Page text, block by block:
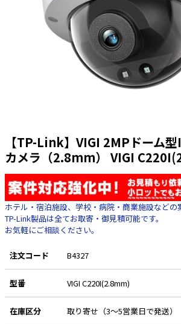
エアコン・換気扇・空調資材
太陽光発電ケーブル・コネクタ・関連資
電源ケーブル／コネクタ／分電盤／ブレ
PF管/FEP管/CD管/情報線保護管
みカバー
工具関連
EV充電設備工事関連
その他
e431オリジナル
暑さ対策
太陽光発電工事
ホテル・病院向け
【TP-Link】VIGI 2MPドーム
カメラ（2.8mm） VIGI
ホテル・宿泊施設、学校・病院・商業施設などの
TP-Link製品は全てお取寄・御見積可能です。
お気軽にご相談ください。
注文コード B4327
型番 VIGI C220I(2.8mm)
在庫区分 取り寄せ（3～5営業日で発送）